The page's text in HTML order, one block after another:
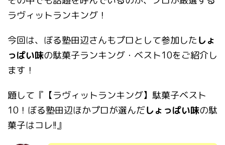
ラヴィットランキング！
今回は、ぼる塾田辺さんもプロとして参加した しょ
っぱい味の駄菓子ランキング・ベスト10をご紹介し
ます！
題して『【ラヴィットランキング】駄菓子ベスト
10！ぼる塾田辺ほかプロが選んだしょっぱい味の駄
菓子はコレ!!』